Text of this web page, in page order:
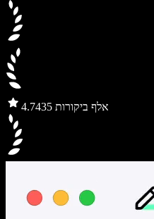
4.7 435 אלף ביקורות